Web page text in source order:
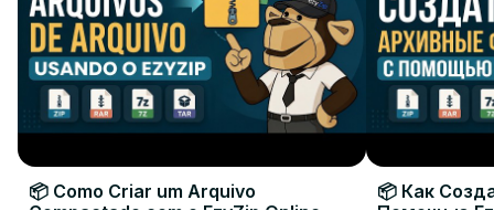
📦 Como Criar um Arquivo
📦 Как